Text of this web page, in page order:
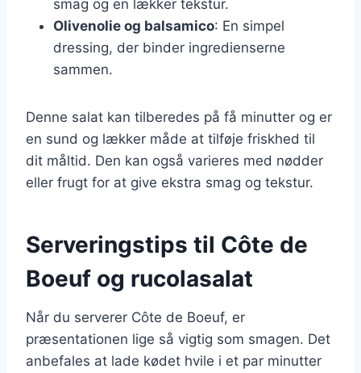
smag og en lækker tekstur.
Olivenolie og balsamico: En simpel
dressing, der binder ingredienserne
sammen.
Denne salat kan tilberedes på få minutter og er
en sund og lækker måde at tilføje friskhed til
dit måltid. Den kan også varieres med nødder
eller frugt for at give ekstra smag og tekstur.
Serveringstips til Côte de
Boeuf og rucolasalat
Når du serverer Côte de Boeuf, er
præsentationen lige så vigtig som smagen. Det
anbefales at lade kødet hvile i et par minutter